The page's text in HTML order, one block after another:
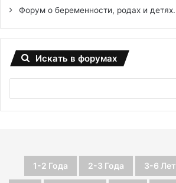
Форум о беременности, родах и детях.
Искать в форумах
1-2 Года 2-3 Года 3-6 Лет